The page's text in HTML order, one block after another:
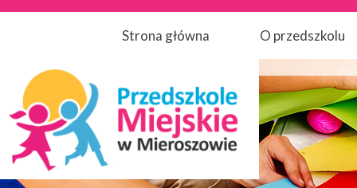
Strona główna O przedszkolu